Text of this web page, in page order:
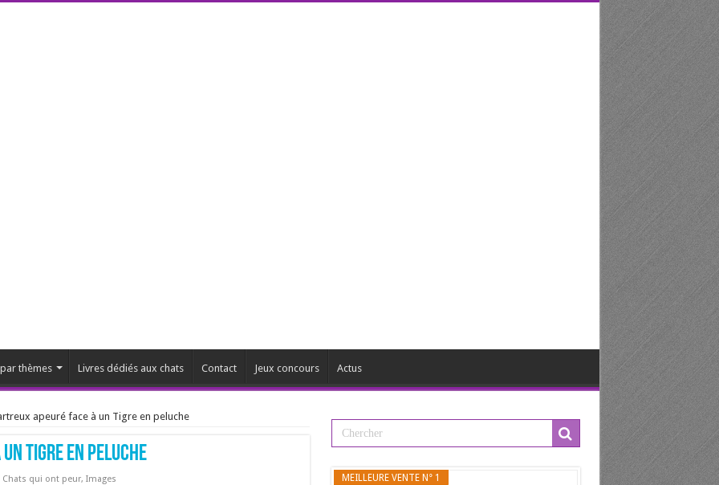
thèmes Livres dédiés aux chats Contact Jeux concours Actus
apeuré face à un Tigre en peluche
Tigre en peluche
Chats qui ont peur, Images MEILLEURE VENTE N° 1